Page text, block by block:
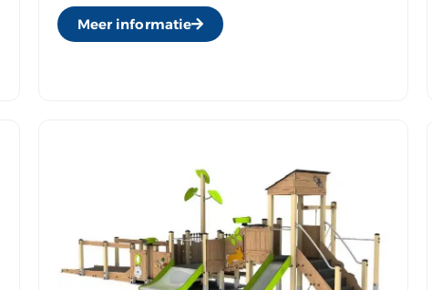
Meer informatie